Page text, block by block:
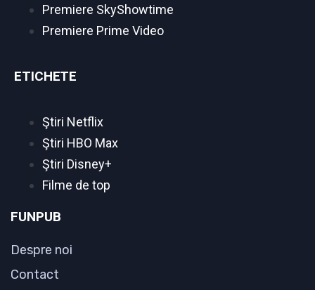
Premiere SkyShowtime
Premiere Prime Video
ETICHETE
Ştiri Netflix
Ştiri HBO Max
Ştiri Disney+
Filme de top
FUNPUB
Despre noi
Contact